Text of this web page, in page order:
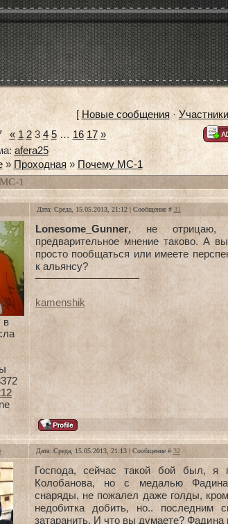
[Новые сообщения·Участники
« 1 2 3 4 5 … 16 17 »
afera25
» Проходная » Почему МС-1
1
Дата: Среда, 15.05.2013, 21:12 | Сообщение # 31
в
Lonesome_Gunner, не отрицаю,
предварительное мнение таково. А
просто пообщаться или имеете
к альянсу?
kamenshik
Дата: Среда, 15.05.2013, 21:13 | Сообщение # 32
Господа, сейчас такой бой был, я
Колобанова, но с медалью
снаряды, не пожалел даже голды,
недобитка добить, но.. последним
затаранить. И что вы думаете?